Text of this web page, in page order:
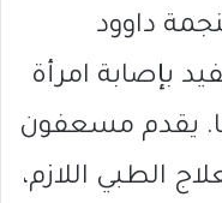
التابع لنجمة داوود
بإصابة امرأة
يقدم مسعفون
الطبي اللازم،